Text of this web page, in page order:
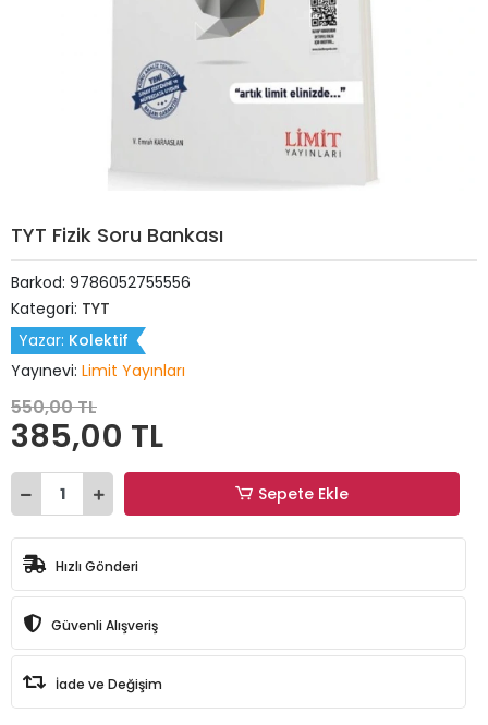
TYT Fizik Soru Bankası
Barkod: 9786052755556
Kategori: TYT
Yazar: Kolektif
Yayınevi: Limit Yayınları
550,00 TL
385,00 TL
Sepete Ekle
Hızlı Gönderi
Güvenli Alışveriş
İade ve Değişim